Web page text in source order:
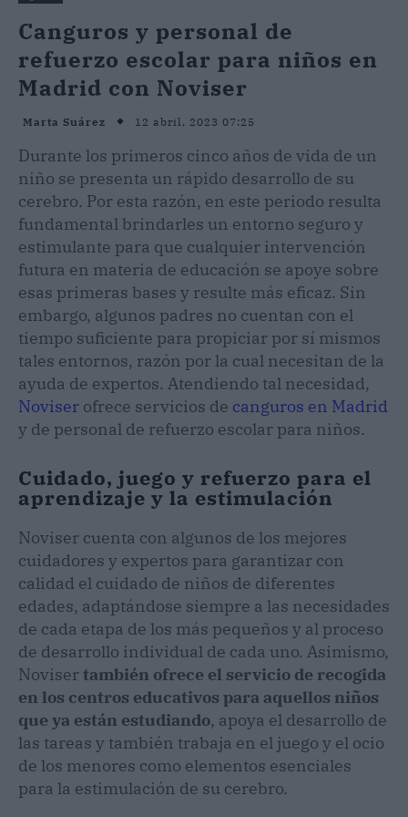
Canguros y personal de
refuerzo escolar para niños en
Madrid con Noviser
Marta Suárez 12 abril, 2023 07:25
Durante los primeros cinco años de vida de un
niño se presenta un rápido desarrollo de su
cerebro. Por esta razón, en este periodo resulta
fundamental brindarles un entorno seguro y
estimulante para que cualquier intervención
futura en materia de educación se apoye sobre
esas primeras bases y resulte más eficaz. Sin
embargo, algunos padres no cuentan con el
tiempo suficiente para propiciar por sí mismos
tales entornos, razón por la cual necesitan de la
ayuda de expertos. Atendiendo tal necesidad,
Noviser ofrece servicios de canguros en Madrid
y de personal de refuerzo escolar para niños.
Cuidado, juego y refuerzo para el
aprendizaje y la estimulación
Noviser cuenta con algunos de los mejores
cuidadores y expertos para garantizar con
calidad el cuidado de niños de diferentes
edades, adaptándose siempre a las necesidades
de cada etapa de los más pequeños y al proceso
de desarrollo individual de cada uno. Asimismo,
Novisertambién ofrece el servicio de recogida
en los centros educativos para aquellos niños
que ya están estudiando, apoya el desarrollo de
las tareas y también trabaja en el juego y el ocio
de los menores como elementos esenciales
para la estimulación de su cerebro.